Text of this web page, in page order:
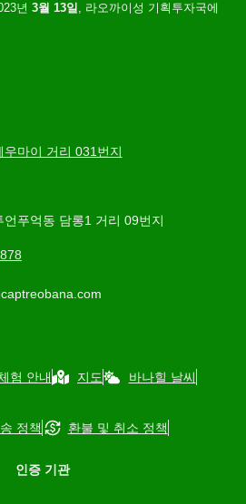
년 3월 13일, 라오까이성 기획투자국에
마이 거리 031번지
푸억동 담롱1 거리 09번지
험 안내 지도
바나힐 날씨
정책
환불 및 취소 정책
인증 기관